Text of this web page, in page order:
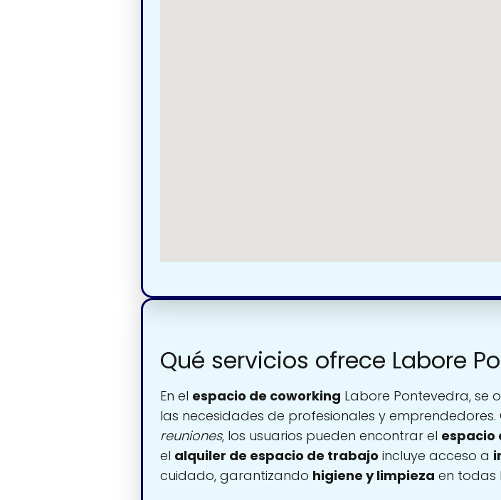
Qué servicios ofrece Labore
En el espacio de coworking Labore Pontevedra, se
las necesidades de profesionales y emprendedores.
reuniones, los usuarios pueden encontrar el espacio
el alquiler de espacio de trabajo incluye acceso a
cuidado, garantizando higiene y limpieza en todas